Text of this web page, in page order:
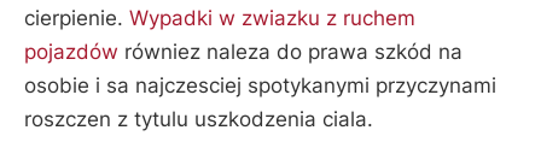
cierpienie. Wypadki w zwiazku z ruchem
pojazdów równiez naleza do prawa szkód na
osobie i sa najczesciej spotykanymi przyczynami
roszczen z tytulu uszkodzenia ciala.